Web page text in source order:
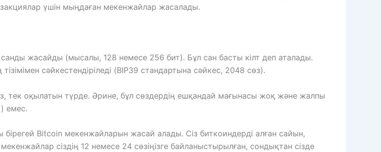
үшін мыңдаған мекенжайлар жасалады.
жасайды (мысалы, 128 немесе 256 бит). Бұл сан басты кілт деп аталады.
сәйкестендіріледі (BIP39 стандартына сәйкес, 2048 сөз).
тек оқылатын түрде. Әрине, бұл сөздердің ешқандай мағынасы жоқ және жалпы
емес.
бірегей Bitcoin мекенжайларын жасай алады. Сіз биткоиндерді алған сайын,
сіздің 12 немесе 24 сөзіңізге байланыстырылған, сондықтан сізде